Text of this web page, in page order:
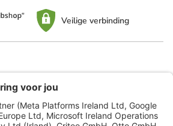
Veilige verbinding